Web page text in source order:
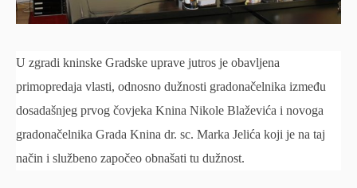
U zgradi kninske Gradske uprave jutros je obavljena
primopredaja vlasti, odnosno dužnosti gradonačelnika između
dosadašnjeg prvog čovjeka Knina Nikole Blaževića i novoga
gradonačelnika Grada Knina dr. sc. Marka Jelića koji je na taj
način i službeno započeo obnašati tu dužnost.